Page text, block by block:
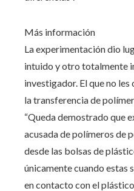
Más información
La experimentación dio
intuido y otro totalmente
investigador. El que no les
la transferencia de
“Queda demostrado que
acusada de polímeros de
desde las bolsas de
únicamente cuando estas
en contacto con el